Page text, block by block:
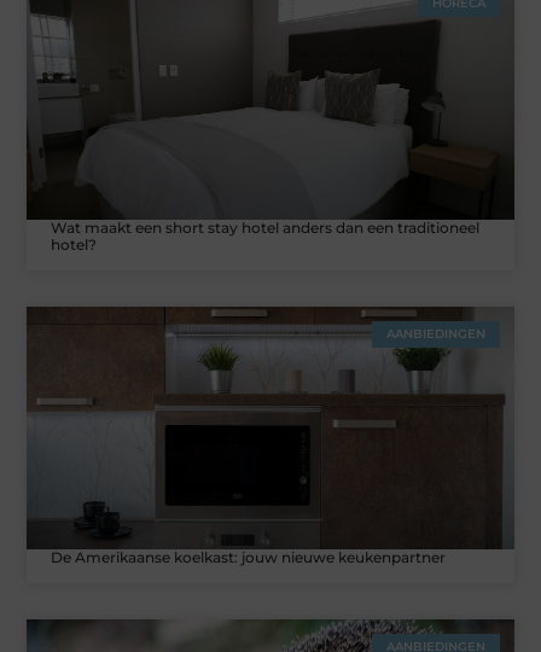
Wat maakt een short stay hotel anders dan een traditioneel
hotel?
AANBIEDINGEN
De Amerikaanse koelkast: jouw nieuwe keukenpartner
AANBIEDINGEN